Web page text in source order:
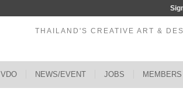
THAILAND'S CREATIVE ART &
VDO NEWS/EVENT JOBS MEMBERS